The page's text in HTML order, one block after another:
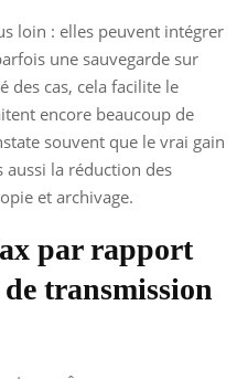
loin : elles peuvent intégrer
une sauvegarde sur
des cas, cela facilite le
encore beaucoup de
souvent que le vrai gain
aussi la réduction des
et archivage.
par rapport
transmission